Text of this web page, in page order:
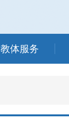
教体服务